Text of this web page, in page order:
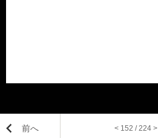
前へ < 152 / 224 >